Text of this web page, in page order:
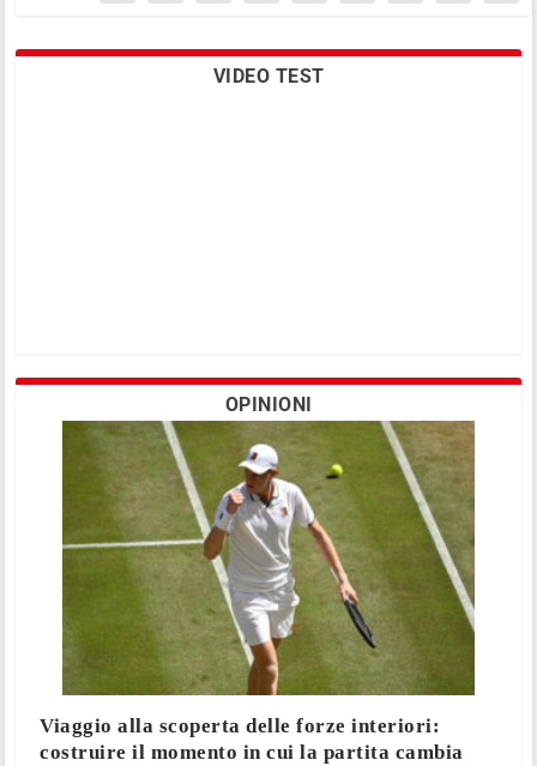
VIDEO TEST
OPINIONI
Viaggio alla scoperta delle forze interiori:
costruire il momento in cui la partita cambia